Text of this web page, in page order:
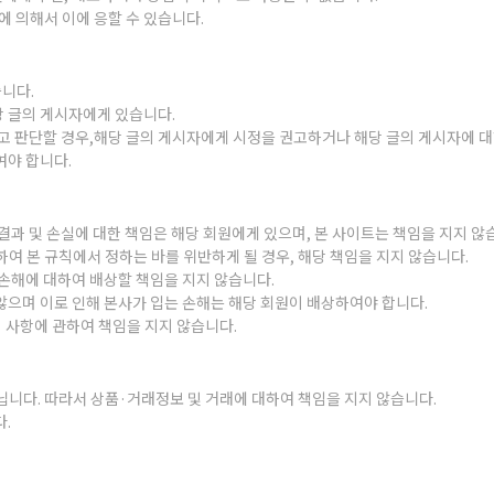
의해서 이에 응할 수 있습니다.
다.
의 게시자에게 있습니다.
단할 경우,해당 글의 게시자에게 시정을 권고하거나 해당 글의 게시자에
야 합니다.
및 손실에 대한 책임은 해당 회원에게 있으며, 본 사이트는 책임을 지지 않
본 규칙에서 정하는 바를 위반하게 될 경우, 해당 책임을 지지 않습니다.
에 대하여 배상할 책임을 지지 않습니다.
며 이로 인해 본사가 입는 손해는 해당 회원이 배상하여야 합니다.
항에 관하여 책임을 지지 않습니다.
다. 따라서 상품·거래정보 및 거래에 대하여 책임을 지지 않습니다.
.